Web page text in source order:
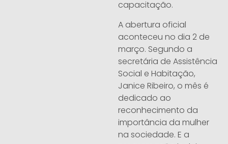
capacitação.
A abertura oficial
aconteceu no dia 2 de
março. Segundo a
secretária de Assistência
Social e Habitação,
Janice Ribeiro, o mês é
dedicado ao
reconhecimento da
importância da mulher
na sociedade. E a